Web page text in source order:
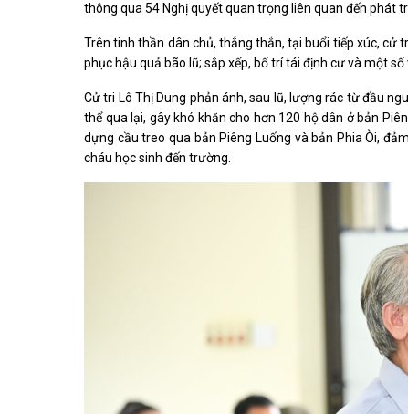
thông qua 54 Nghị quyết quan trọng liên quan đến phát
Trên tinh thần dân chủ, thẳng thắn, tại buổi tiếp xúc, cử
phục hậu quả bão lũ; sắp xếp, bố trí tái định cư và một
Cử tri Lô Thị Dung phản ánh, sau lũ, lượng rác từ đầu
thể qua lại, gây khó khăn cho hơn 120 hộ dân ở bản
dựng cầu treo qua bản Piêng Luống và bản Phia Òi,
cháu học sinh đến trường.